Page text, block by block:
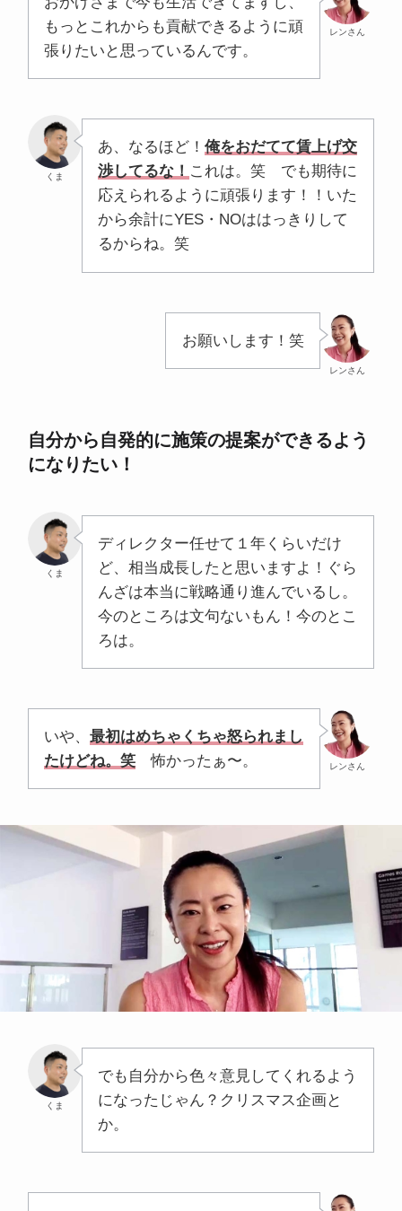
レンさん
もっとこれからも貢献できるように頑
張りたいと思っているんです。
くま
あ、なるほど！俺をおだてて賃上げ交
渉してるな！ これは。笑 でも期待に
応えられるように頑張ります！！いた
から余計にYES・NOははっきりして
るからね。笑
レンさん
お願いします！笑
自分から自発的に施策の提案ができるよう
になりたい！
くま
ディレクター任せて１年くらいだけ
ど、相当成長したと思いますよ！ぐら
んざは本当に戦略通り進んでいるし。
今のところは文句ないもん！今のとこ
ろは。
レンさん
いや、最初はめちゃくちゃ怒られまし
たけどね。笑 怖かったぁ〜。
くま
でも自分から色々意見してくれるよう
になったじゃん？クリスマス企画と
か。